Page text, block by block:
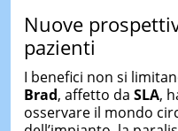
Nuove
pazienti
I benefici non si
Brad, affetto da SLA,
osservare il mondo